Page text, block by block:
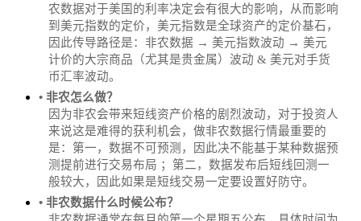
农数据对于美国的利率决定会有很大的影响，从而影响
到美元指数的定价，美元指数是全球资产的定价基石，
因此传导路径是：非农数据 → 美元指数波动 → 美元
计价的大宗商品（尤其是贵金属）波动 & 美元对手货
币汇率波动。
• 非农怎么做？
因为非农会带来短线资产价格的剧烈波动，对于投资人
来说这是难得的获利机会，做非农数据行情最重要的
是：第一，数据不可预测，因此决不能基于某种数据预
测提前进行交易布局 ；第二，数据发布后短线回测一
般较大，因此如果是短线交易一定要设置好防守。
• 非农数据什么时候公布？